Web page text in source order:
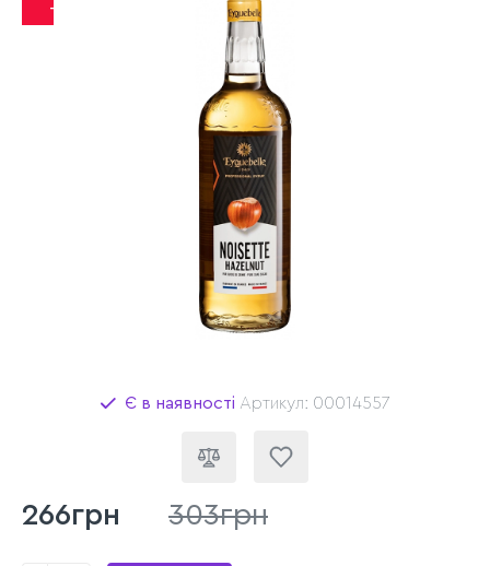
-12%
Є в наявності Артикул: 00014557
266грн 303грн